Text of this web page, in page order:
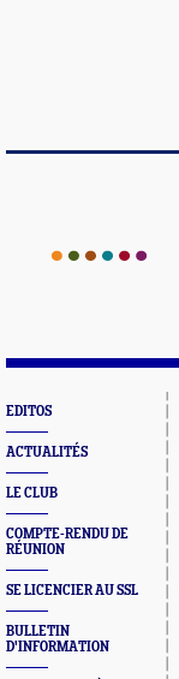
EDITOS
ACTUALITÉS
LE CLUB
COMPTE-RENDU DE
RÉUNION
SE LICENCIER AU SSL
BULLETIN
D'INFORMATION